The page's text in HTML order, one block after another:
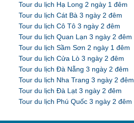
Tour du lịch Hạ Long 2 ngày 1 đêm
Tour du lịch Cát Bà 3 ngày 2 đêm
Tour du lịch Cô Tô 3 ngày 2 đêm
Tour du lịch Quan Lạn 3 ngày 2 đêm
Tour du lịch Sầm Sơn 2 ngày 1 đêm
Tour du lịch Cửa Lò 3 ngày 2 đêm
Tour du lịch Đà Nẵng 3 ngày 2 đêm
Tour du lịch Nha Trang 3 ngày 2 đêm
Tour du lịch Đà Lạt 3 ngày 2 đêm
Tour du lịch Phú Quốc 3 ngày 2 đêm